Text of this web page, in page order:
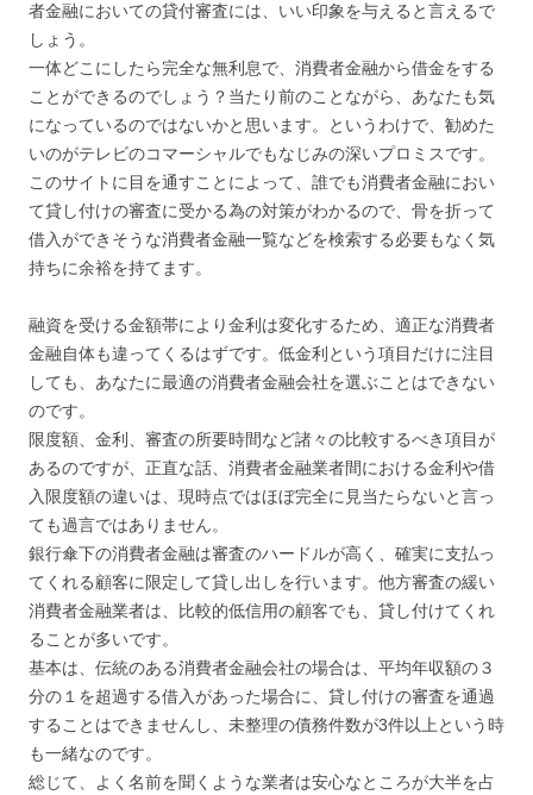
者金融においての貸付審査には、いい印象を与えると言えるで
しょう。
一体どこにしたら完全な無利息で、消費者金融から借金をする
ことができるのでしょう？当たり前のことながら、あなたも気
になっているのではないかと思います。というわけで、勧めた
いのがテレビのコマーシャルでもなじみの深いプロミスです。
このサイトに目を通すことによって、誰でも消費者金融におい
て貸し付けの審査に受かる為の対策がわかるので、骨を折って
借入ができそうな消費者金融一覧などを検索する必要もなく気
持ちに余裕を持てます。
融資を受ける金額帯により金利は変化するため、適正な消費者
金融自体も違ってくるはずです。低金利という項目だけに注目
しても、あなたに最適の消費者金融会社を選ぶことはできない
のです。
限度額、金利、審査の所要時間など諸々の比較するべき項目が
あるのですが、正直な話、消費者金融業者間における金利や借
入限度額の違いは、現時点ではほぼ完全に見当たらないと言っ
ても過言ではありません。
銀行傘下の消費者金融は審査のハードルが高く、確実に支払っ
てくれる顧客に限定して貸し出しを行います。他方審査の緩い
消費者金融業者は、比較的低信用の顧客でも、貸し付けてくれ
ることが多いです。
基本は、伝統のある消費者金融会社の場合は、平均年収額の３
分の１を超過する借入があった場合に、貸し付けの審査を通過
することはできませんし、未整理の債務件数が3件以上という時
も一緒なのです。
総じて、よく名前を聞くような業者は安心なところが大半を占